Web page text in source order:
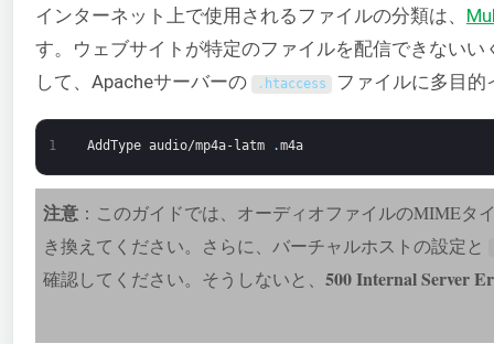
インターネット上で使用されるファイルの分類は、
す。ウェブサイトが特定のファイルを配信できない
して、Apacheサーバーの
. htaccess ファイルに多目的
1 AddType audio/mp4a-latm .m4a
注意 ：このガイドでは、オーディオファイルのMIME
き換えてください。さらに、バーチャルホストの設定と
確認してください。そうしないと、 500 Internal Server